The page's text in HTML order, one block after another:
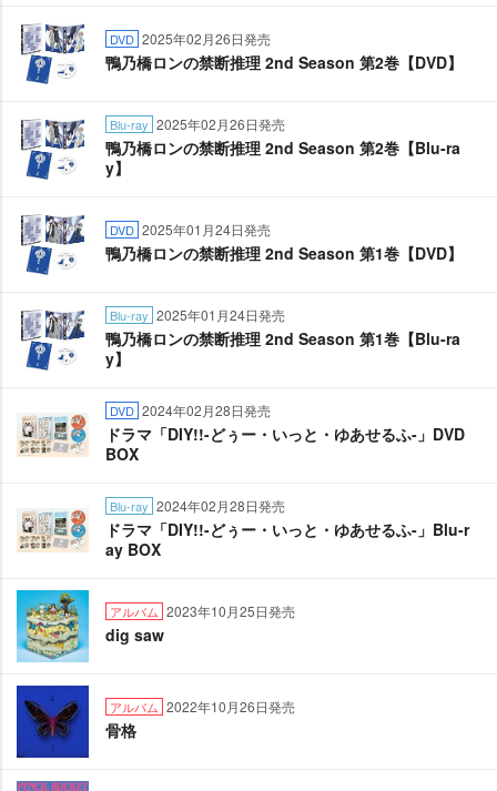
DVD 2025年02月26日発売
鴨乃橋ロンの禁断推理 2nd Season 第2巻【DVD】
Blu-ray 2025年02月26日発売
鴨乃橋ロンの禁断推理 2nd Season 第2巻【Blu-ra
y】
DVD 2025年01月24日発売
鴨乃橋ロンの禁断推理 2nd Season 第1巻【DVD】
Blu-ray 2025年01月24日発売
鴨乃橋ロンの禁断推理 2nd Season 第1巻【Blu-ra
y】
DVD 2024年02月28日発売
ドラマ「DIY!!-どぅー・いっと・ゆあせるふ-」DVD
BOX
Blu-ray 2024年02月28日発売
ドラマ「DIY!!-どぅー・いっと・ゆあせるふ-」Blu-r
ay BOX
アルバム 2023年10月25日発売
dig saw
アルバム 2022年10月26日発売
骨格